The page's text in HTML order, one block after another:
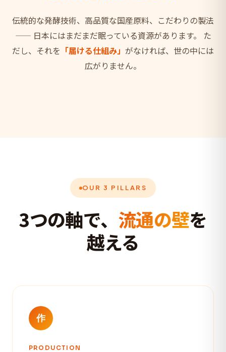
伝統的な発酵技術、高品質な国産原料、こだわりの製法
—— 日本にはまだまだ眠っている資源があります。
た
だし、それを 「届ける仕組み」 がなければ、世の中には
広がりません。
OUR 3 PILLARS
3つの軸で、 流通の壁を
越える
作
PRODUCTION